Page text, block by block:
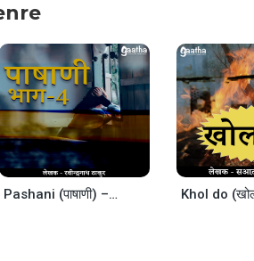
Pashani (पाषाणी) – Part-4 Khol do